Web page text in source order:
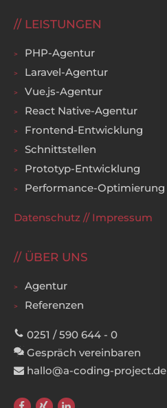
LEISTUNGEN
PHP-Agentur
Laravel-Agentur
Vue.js-Agentur
React Native-Agentur
Frontend-Entwicklung
Schnittstellen
Prototyp-Entwicklung
Performance-Optimierung
Datenschutz // Impressum
ÜBER UNS
Agentur
Referenzen
0251 / 590 644 - 0
Gespräch vereinbaren
hallo@a-coding-project.de